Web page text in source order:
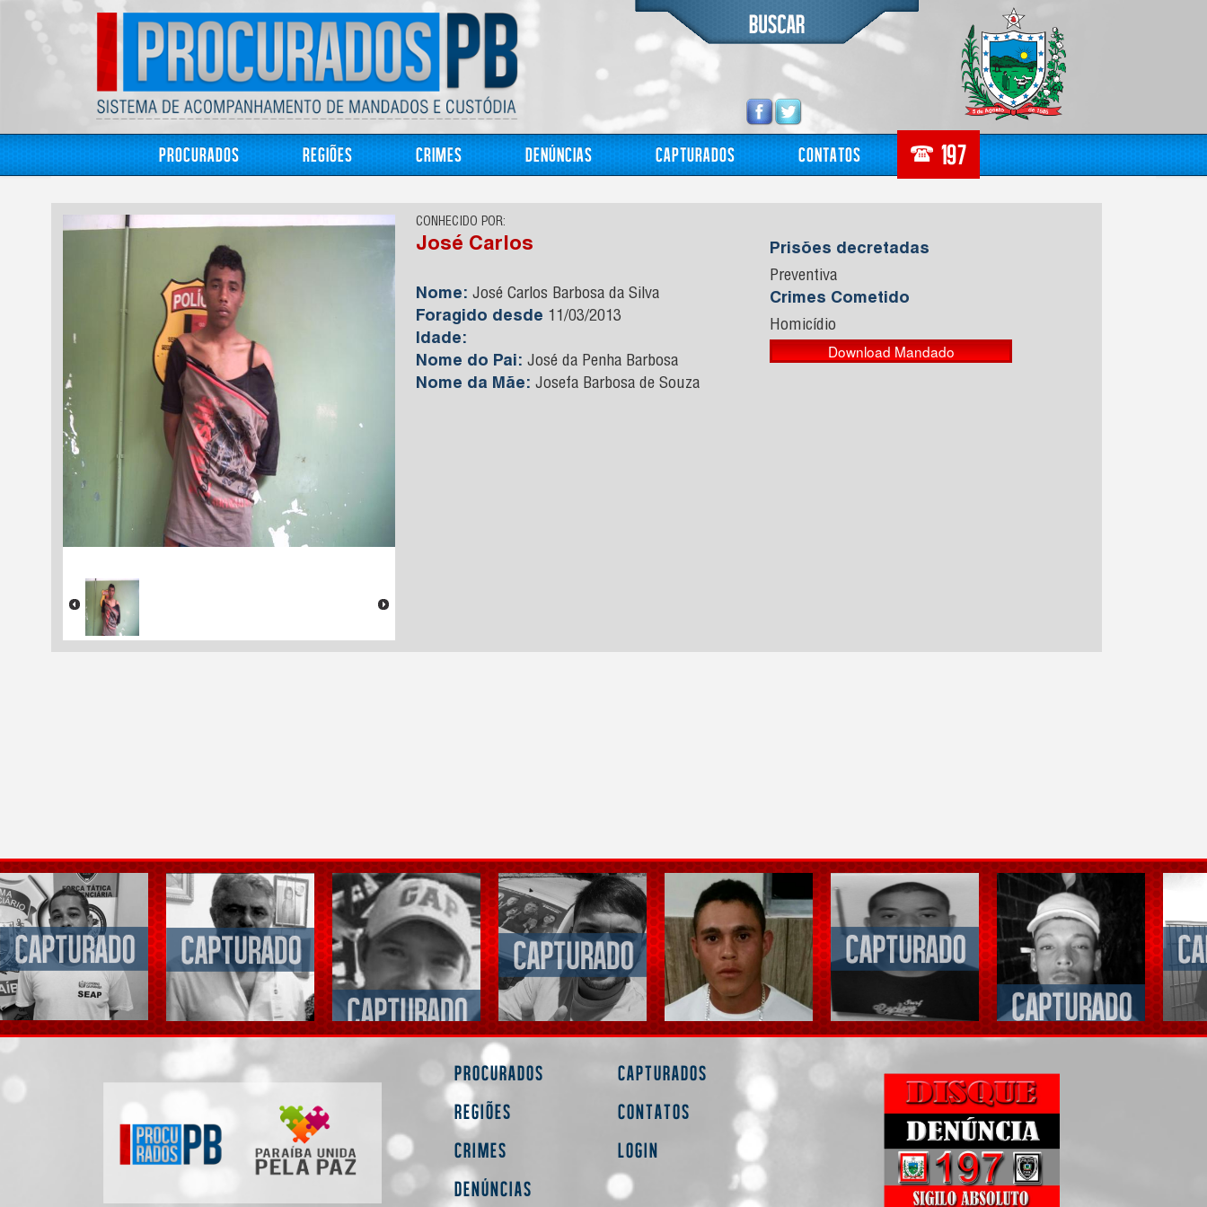
Procurados Regiões Crimes Denúncias Capturados Contatos
CONHECIDO POR:
José Carlos
Nome: José Carlos Barbosa da Silva
Foragido desde 11/03/2013
Idade:
Nome do Pai: José da Penha Barbosa
Nome da Mãe: Josefa Barbosa de Souza
Prisões decretadas
Preventiva
Crimes Cometido
Homicídio
Download Mandado
Procurados
Regiões
Crimes
Denúncias
Capturados
Contatos
Login